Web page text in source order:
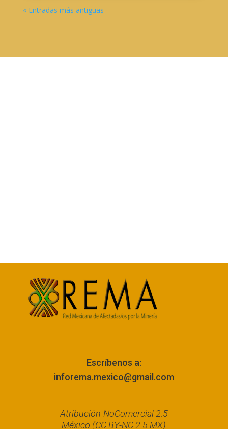
« Entradas más antiguas
Escríbenos a:
inforema.mexico@gmail.com
Atribución-NoComercial 2.5
México (CC BY-NC 2.5 MX)